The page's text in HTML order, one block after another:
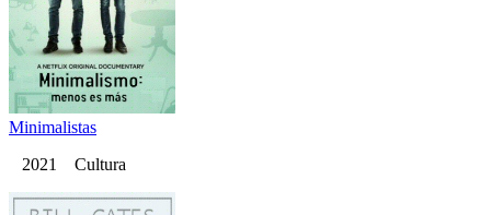
Minimalistas
2021 Cultura